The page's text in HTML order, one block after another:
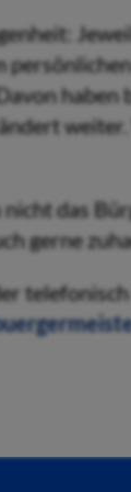
haben
weiter.
nicht das
gerne